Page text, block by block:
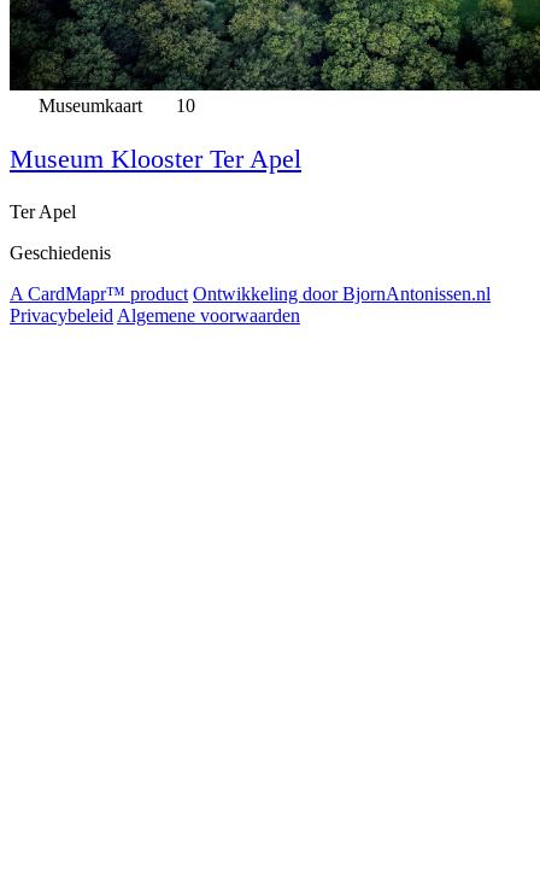
Museumkaart 10
Museum Klooster Ter Apel
Ter Apel
Geschiedenis
A CardMapr™ product Ontwikkeling door BjornAntonissen.nl
Privacybeleid Algemene voorwaarden